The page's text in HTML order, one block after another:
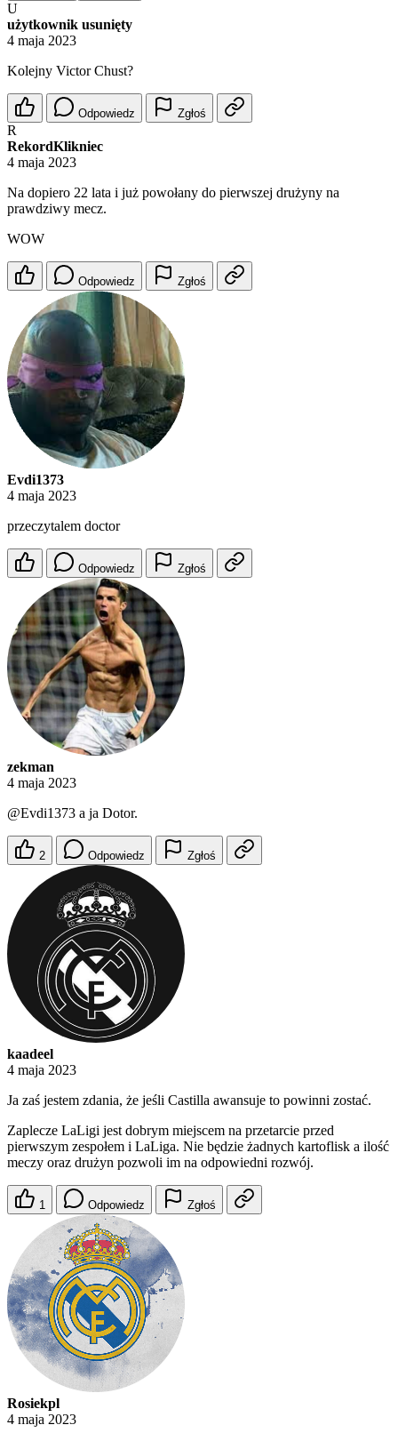
U
użytkownik usunięty
4 maja 2023
Kolejny Victor Chust?
Odpowiedz Zgłoś
R
RekordKlikniec
4 maja 2023
Na dopiero 22 lata i już powołany do pierwszej drużyny na
prawdziwy mecz.
WOW
Odpowiedz Zgłoś
Evdi1373
4 maja 2023
przeczytalem doctor
Odpowiedz Zgłoś
zekman
4 maja 2023
@Evdi1373 a ja Dotor.
2 Odpowiedz Zgłoś
kaadeel
4 maja 2023
Ja zaś jestem zdania, że jeśli Castilla awansuje to powinni zostać.
Zaplecze LaLigi jest dobrym miejscem na przetarcie przed
pierwszym zespołem i LaLiga. Nie będzie żadnych kartoflisk a ilość
meczy oraz drużyn pozwoli im na odpowiedni rozwój.
1 Odpowiedz Zgłoś
Rosiekpl
4 maja 2023